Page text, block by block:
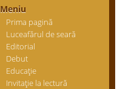
Meniu
Prima pagină
Luceafărul de seară
Editorial
Debut
Educaţie
Invitaţie la lectură